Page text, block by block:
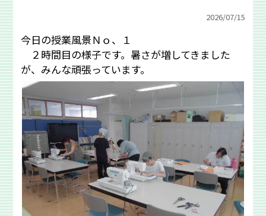
2026/07/15
今日の授業風景Ｎｏ、１
２時間目の様子です。暑さが増してきました
が、みんな頑張っています。